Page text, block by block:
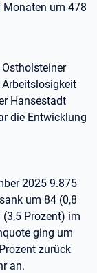
um 478
Arbeitslosigkeit
Hansestadt
die Entwicklung
2025 9.875
um 84 (0,8
Prozent) im
ging um
zurück
an.